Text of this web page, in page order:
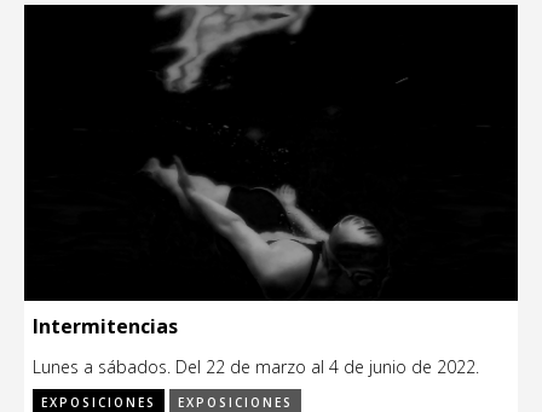
Intermitencias
Lunes a sábados. Del 22 de marzo al 4 de junio de 2022.
EXPOSICIONES
EXPOSICIONES